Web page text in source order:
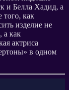
и Белла Хадид, а
как
изделие не
а как
актриса
в одном